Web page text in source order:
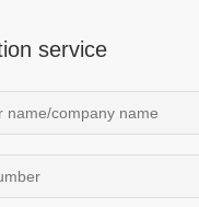
service